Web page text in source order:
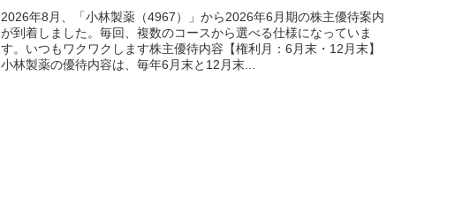
2026年8月、「小林製薬（4967）」から2026年6月期の株主優待案内
が到着しました。毎回、複数のコースから選べる仕様になっていま
す。いつもワクワクします株主優待内容【権利月：6月末・12月末】
小林製薬の優待内容は、毎年6月末と12月末...